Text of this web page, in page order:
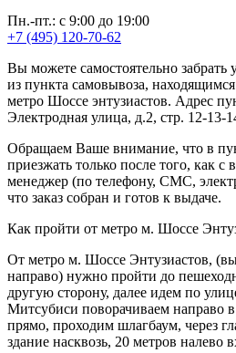
Пн.-пт.: с 9:00 до 19:00
+7 (495) 120-70-62
Вы можете самостоятельно забрать
из пункта самовывоза,
метро Шоссе энтузиастов. Адрес
Электродная улица, д.2, стр. 12-13-
Обращаем Ваше внимание, что в
приезжать только после того, как с
менеджер (по телефону, СМС,
что заказ собран и готов к выдаче.
Как пройти от метро м. Шоссе
От метро м. Шоссе Энтузиастов,
направо) нужно пройти до
другую сторону, далее идем по
Митсубиси поворачиваем направо
прямо, проходим шлагбаум, через
здание насквозь, 20 метров налево